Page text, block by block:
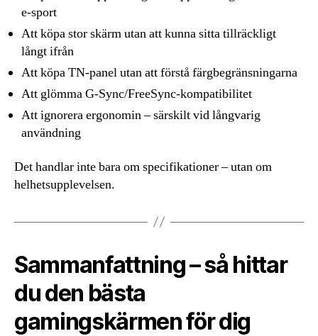
e-sport
Att köpa stor skärm utan att kunna sitta tillräckligt
långt ifrån
Att köpa TN-panel utan att förstå färgbegränsningarna
Att glömma G-Sync/FreeSync-kompatibilitet
Att ignorera ergonomin – särskilt vid långvarig
användning
Det handlar inte bara om specifikationer – utan om
helhetsupplevelsen.
Sammanfattning – så hittar
du den bästa
gamingskärmen för dig